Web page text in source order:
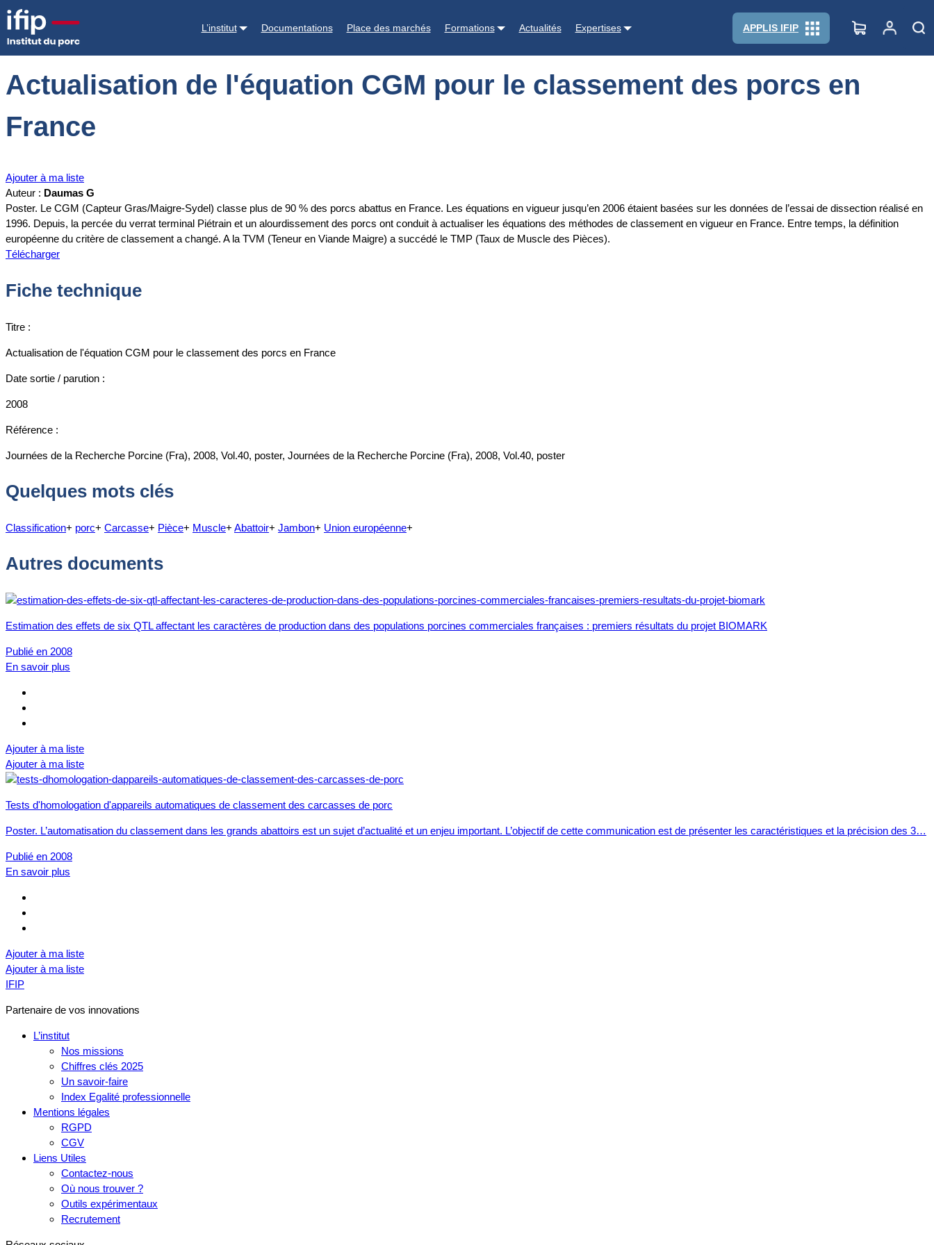
L’institut Documentations Place des marchés Formations Actualités Expertises APPLIS IFIP
Accueil Documentations
Actualisation de l'équation CGM pour le classement des porcs en
France
Ajouter à ma liste
Auteur : Daumas G
Poster. Le CGM (Capteur Gras/Maigre-Sydel) classe plus de 90 % des porcs abattus en France. Les équations en vigueur jusqu’en 2006 étaient basées sur les données de l’essai de dissection réalisé en
1996. Depuis, la percée du verrat terminal Piétrain et un alourdissement des porcs ont conduit à actualiser les équations des méthodes de classement en vigueur en France. Entre temps, la définition
européenne du critère de classement a changé. A la TVM (Teneur en Viande Maigre) a succédé le TMP (Taux de Muscle des Pièces).
Télécharger
Fiche technique
Titre :
Actualisation de l'équation CGM pour le classement des porcs en France
Date sortie / parution :
2008
Référence :
Journées de la Recherche Porcine (Fra), 2008, Vol.40, poster, Journées de la Recherche Porcine (Fra), 2008, Vol.40, poster
Quelques mots clés
Classification+ porc+ Carcasse+ Pièce+ Muscle+ Abattoir+ Jambon+ Union européenne+
Autres documents
Estimation des effets de six QTL affectant les caractères de production dans des populations porcines commerciales françaises : premiers résultats du projet BIOMARK
Publié en 2008
En savoir plus
Ajouter à ma liste
Ajouter à ma liste
Tests d'homologation d'appareils automatiques de classement des carcasses de porc
Poster. L’automatisation du classement dans les grands abattoirs est un sujet d’actualité et un enjeu important. L’objectif de cette communication est de présenter les caractéristiques et la précision des 3…
Publié en 2008
En savoir plus
Ajouter à ma liste
Ajouter à ma liste
IFIP
Partenaire de vos innovations
L’institut
Nos missions
Chiffres clés 2025
Un savoir-faire
Index Egalité professionnelle
Mentions légales
RGPD
CGV
Liens Utiles
Contactez-nous
Où nous trouver ?
Outils expérimentaux
Recrutement